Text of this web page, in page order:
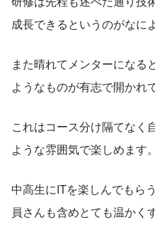
成長できるというのがなに
また晴れてメンターになる
ようなものが有志で開かれ
これはコース分け隔てなく
ような雰囲気で楽しめます。
中高生にITを楽しんでもら
員さんも含めとても温かく